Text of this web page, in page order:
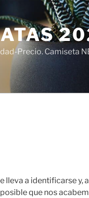
Precio. Camiseta
lleva a identificarse y,
que nos